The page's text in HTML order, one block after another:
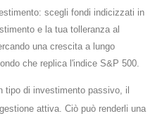
scegli fondi indicizzati in
e la tua tolleranza al
una crescita a lungo
che replica l'indice S&P 500.
tipo di investimento passivo, il
attiva. Ciò può renderli una